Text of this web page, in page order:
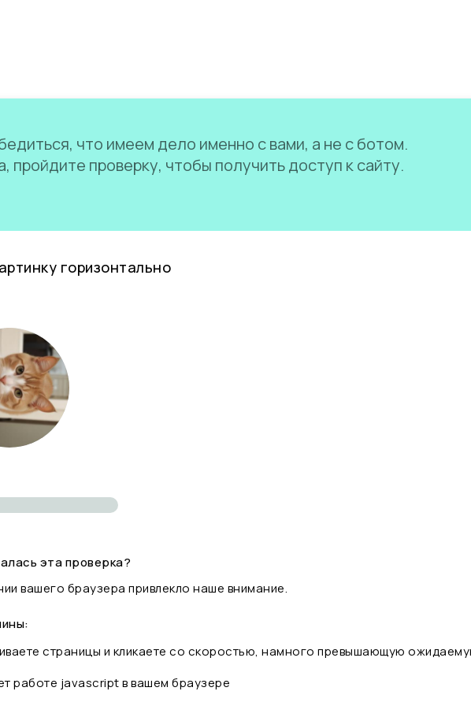
что имеем дело именно с вами, а не с ботом.
пройдите проверку, чтобы получить доступ к сайту.
горизонтально
эта проверка?
вашего браузера привлекло наше внимание.
страницы и кликаете со скоростью, намного превышающую
работе javascript в вашем браузере